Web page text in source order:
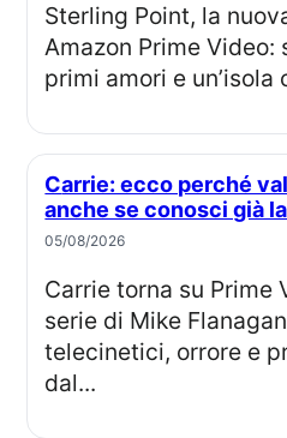
Sterling Point, la nuova serie teen su
Amazon Prime
primi amori e un’isola
Carrie: ecco perché vale la pena vederla
anche se conosci già
05/08/2026
Carrie torna su Prime Video con la nuova
serie di Mike
telecinetici, orrore e
dal...